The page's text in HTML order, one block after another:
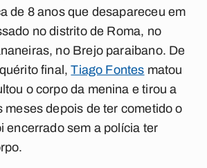
de 8 anos que desapareceu em
no distrito de Roma, no
no Brejo paraibano. De
final,Tiago Fontes matou
o corpo da menina e tirou a
meses depois de ter cometido o
encerrado sem a polícia ter